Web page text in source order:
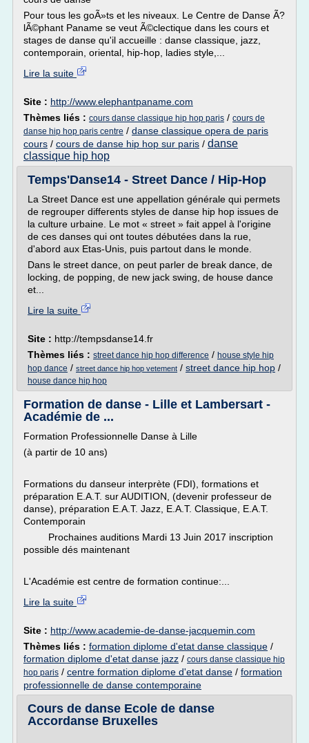
Pour tous les goÃ»ts et les niveaux. Le Centre de Danse Ã?
lÃ©phant Paname se veut Ã©clectique dans les cours et
stages de danse qu'il accueille : danse classique, jazz,
contemporain, oriental, hip-hop, ladies style,...
Lire la suite
Site : http://www.elephantpaname.com
Thèmes liés : cours danse classique hip hop paris / cours de
danse hip hop paris centre / danse classique opera de paris
cours / cours de danse hip hop sur paris / danse
classique hip hop
Temps'Danse14 - Street Dance / Hip-Hop
La Street Dance est une appellation générale qui permets
de regrouper differents styles de danse hip hop issues de
la culture urbaine. Le mot « street » fait appel à l'origine
de ces danses qui ont toutes débutées dans la rue,
d'abord aux Etas-Unis, puis partout dans le monde.
Dans le street dance, on peut parler de break dance, de
locking, de popping, de new jack swing, de house dance
et...
Lire la suite
Site : http://tempsdanse14.fr
Thèmes liés : street dance hip hop difference / house style hip
hop dance / street dance hip hop vetement / street dance hip hop /
house dance hip hop
Formation de danse - Lille et Lambersart -
Académie de ...
Formation Professionnelle Danse à Lille
(à partir de 10 ans)
Formations du danseur interprète (FDI), formations et
préparation E.A.T. sur AUDITION, (devenir professeur de
danse), préparation E.A.T. Jazz, E.A.T. Classique, E.A.T.
Contemporain
Prochaines auditions Mardi 13 Juin 2017 inscription
possible dés maintenant
L'Académie est centre de formation continue:...
Lire la suite
Site : http://www.academie-de-danse-jacquemin.com
Thèmes liés : formation diplome d'etat danse classique /
formation diplome d'etat danse jazz / cours danse classique hip
hop paris / centre formation diplome d'etat danse / formation
professionnelle de danse contemporaine
Cours de danse Ecole de danse
Accordanse Bruxelles